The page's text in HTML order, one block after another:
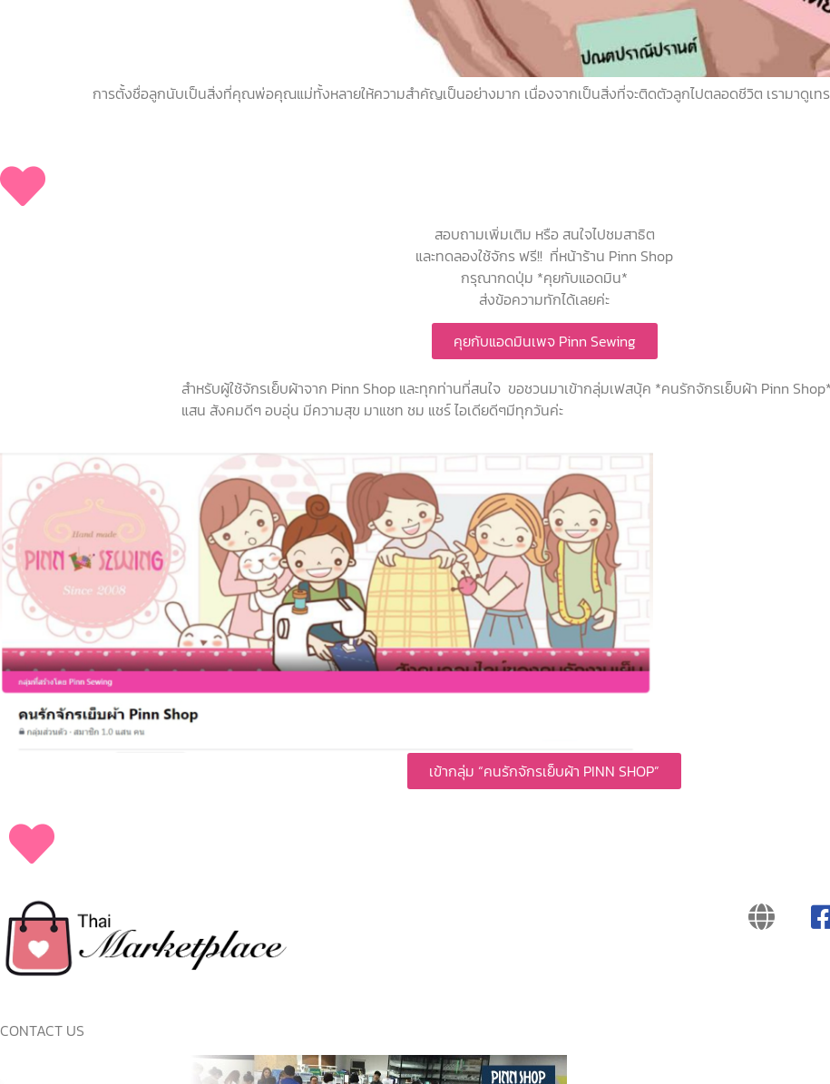
การตั้งชื่อลูกนับเป็นสิ่งที่คุณพ่อคุณแม่ทั้งหลายให้ความสำคัญเป็นอย่างมาก เนื่องจากเป็นสิ่งที่จะติดตัวลูกไปตลอดชีวิต เรามาดูเท
สอบถามเพิ่มเติม หรือ สนใจไปชมสาธิต
และทดลองใช้จักร ฟรี!! ที่หน้าร้าน Pinn Shop
กรุณากดปุ่ม *คุยกับแอดมิน*
ส่งข้อความทักได้เลยค่ะ
คุยกับแอดมินเพจ Pinn Sewing
สำหรับผู้ใช้จักรเย็บผ้าจาก Pinn Shop และทุกท่านที่สนใจ ขอชวนมาเข้ากลุ่มเฟสบุ้ค *คนรักจักรเย็บผ้า Pinn
แสน สังคมดีๆ อบอุ่น มีความสุข มาแชท ชม แชร์ ไอเดียดีๆมีทุกวันค่ะ
เข้ากลุ่ม “คนรักจักรเย็บผ้า PINN SHOP”
CONTACT US